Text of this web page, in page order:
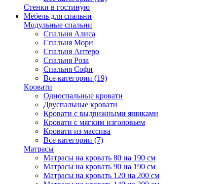
Стенки в гостиную
Мебель для спальни
Модульные спальни
Спальня Алиса
Спальня Мори
Спальня Антеро
Спальня Роза
Спальня Софи
Все категории (19)
Кровати
Односпальные кровати
Двуспальные кровати
Кровати с выдвижными ящиками
Кровати с мягким изголовьем
Кровати из массива
Все категории (7)
Матрасы
Матрасы на кровать 80 на 190 см
Матрасы на кровать 90 на 190 см
Матрасы на кровать 120 на 200 см